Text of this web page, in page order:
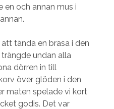
och annan mus i
tända en brasa i den
undan alla
dörren in till
över glöden i den
maten spelade vi kort
godis. Det var